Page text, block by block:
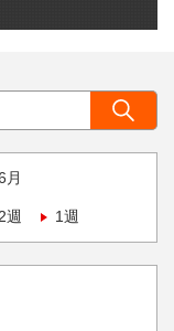
月
2週 1週